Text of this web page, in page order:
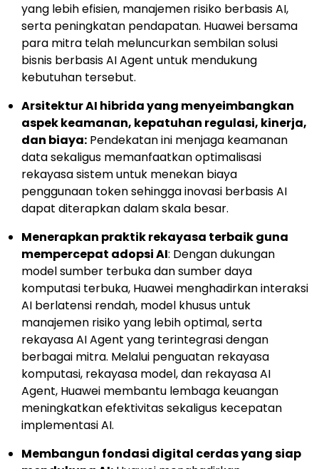
yang lebih efisien, manajemen risiko berbasis AI,
serta peningkatan pendapatan. Huawei bersama
para mitra telah meluncurkan sembilan solusi
bisnis berbasis AI Agent untuk mendukung
kebutuhan tersebut.
Arsitektur AI hibrida yang menyeimbangkan
aspek keamanan, kepatuhan regulasi, kinerja,
dan biaya: Pendekatan ini menjaga keamanan
data sekaligus memanfaatkan optimalisasi
rekayasa sistem untuk menekan biaya
penggunaan token sehingga inovasi berbasis AI
dapat diterapkan dalam skala besar.
Menerapkan praktik rekayasa terbaik guna
mempercepat adopsi AI: Dengan dukungan
model sumber terbuka dan sumber daya
komputasi terbuka, Huawei menghadirkan interaksi
AI berlatensi rendah, model khusus untuk
manajemen risiko yang lebih optimal, serta
rekayasa AI Agent yang terintegrasi dengan
berbagai mitra. Melalui penguatan rekayasa
komputasi, rekayasa model, dan rekayasa AI
Agent, Huawei membantu lembaga keuangan
meningkatkan efektivitas sekaligus kecepatan
implementasi AI.
Membangun fondasi digital cerdas yang siap